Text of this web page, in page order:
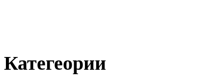
Категеории